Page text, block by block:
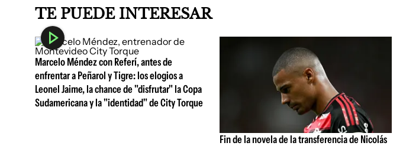
TE PUEDE INTERESAR
Marcelo Méndez con Referí, antes de
enfrentar a Peñarol y Tigre: los elogios a
Leonel Jaime, la chance de "disfrutar" la Copa
Sudamericana y la "identidad" de City Torque
Fin de la novela de la transferencia de Nicolás